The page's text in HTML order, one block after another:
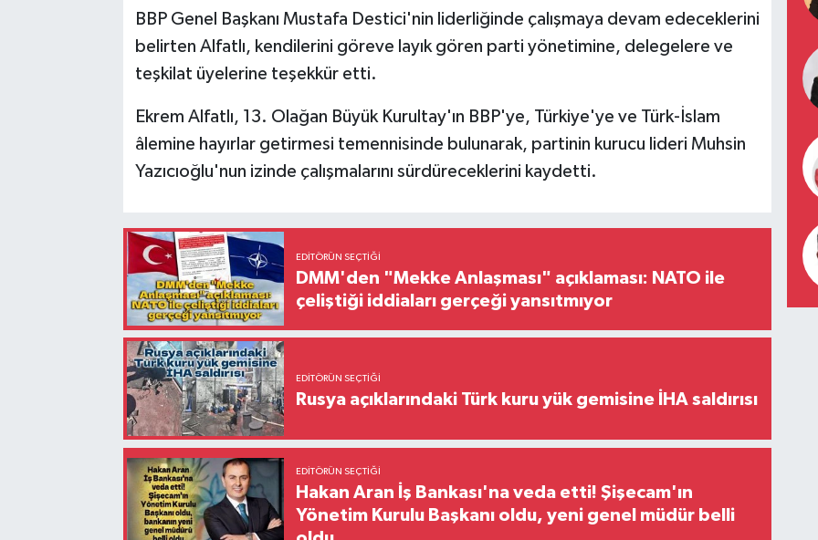
BBP Genel Başkanı Mustafa Destici'nin liderliğinde çalışmaya devam edeceklerini
belirten Alfatlı, kendilerini göreve layık gören parti yönetimine, delegelere ve
teşkilat üyelerine teşekkür etti.
Ekrem Alfatlı, 13. Olağan Büyük Kurultay'ın BBP'ye, Türkiye'ye ve Türk-İslam
âlemine hayırlar getirmesi temennisinde bulunarak, partinin kurucu lideri Muhsin
Yazıcıoğlu'nun izinde çalışmalarını sürdüreceklerini kaydetti.
EDITÖRÜN SEÇTIĞI
DMM'den "Mekke Anlaşması" açıklaması: NATO ile
çeliştiği iddiaları gerçeği yansıtmıyor
EDITÖRÜN SEÇTIĞI
Rusya açıklarındaki Türk kuru yük gemisine İHA saldırısı
EDITÖRÜN SEÇTIĞI
Hakan Aran İş Bankası'na veda etti! Şişecam'ın
Yönetim Kurulu Başkanı oldu, yeni genel müdür belli